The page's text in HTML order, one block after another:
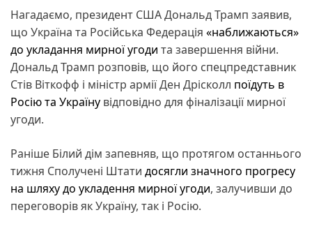
Нагадаємо, президент США Дональд Трамп заявив,
що Україна та Російська Федерація «наближаються»
до укладання мирної угоди та завершення війни.
Дональд Трамп розповів, що його спецпредставник
Стів Віткофф і міністр армії Ден Дрісколл поїдуть в
Росію та Україну відповідно для фіналізації мирної
угоди.
Раніше Білий дім запевняв, що протягом останнього
тижня Сполучені Штати досягли значного прогресу
на шляху до укладення мирної угоди, залучивши до
переговорів як Україну, так і Росію.